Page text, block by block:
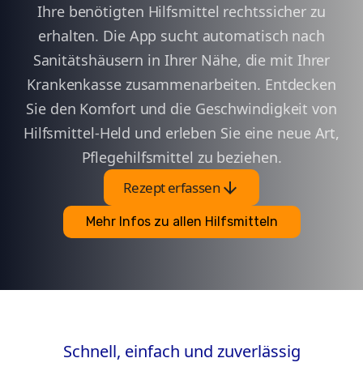
Ihre benötigten Hilfsmittel rechtssicher zu
erhalten. Die App sucht automatisch nach
Sanitätshäusern in Ihrer Nähe, die mit Ihrer
Krankenkasse zusammenarbeiten. Entdecken
Sie den Komfort und die Geschwindigkeit von
Hilfsmittel-Held und erleben Sie eine neue Art,
Pflegehilfsmittel zu beziehen.
Rezept erfassenarrow_downward
Mehr Infos zu allen Hilfsmitteln
Schnell, einfach und zuverlässig